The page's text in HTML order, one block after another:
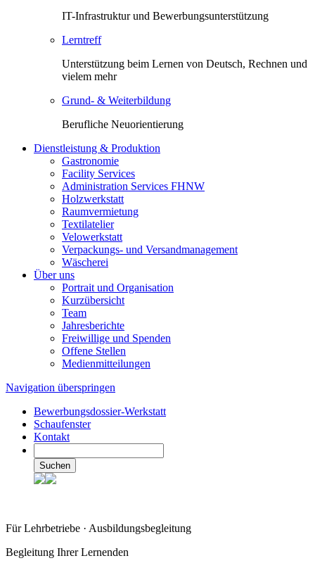
IT-Infrastruktur und Bewerbungsunterstützung
Lerntreff
Unterstützung beim Lernen von Deutsch, Rechnen und
vielem mehr
Grund- & Weiterbildung
Berufliche Neuorientierung
Dienstleistung & Produktion
Gastronomie
Facility Services
Administration Services FHNW
Holzwerkstatt
Raumvermietung
Textilatelier
Velowerkstatt
Verpackungs- und Versandmanagement
Wäscherei
Über uns
Portrait und Organisation
Kurzübersicht
Team
Jahresberichte
Freiwillige und Spenden
Offene Stellen
Medienmitteilungen
Navigation überspringen
Bewerbungsdossier-Werkstatt
Schaufenster
Kontakt
Suchen
Für Lehrbetriebe · Ausbildungsbegleitung
Begleitung Ihrer Lernenden